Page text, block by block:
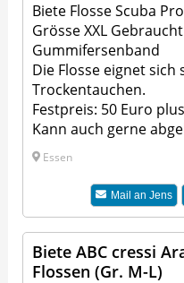
Biete Flosse Scuba
Grösse XXL Gebraucht
Gummifersenband
Die Flosse eignet sich
Trockentauchen.
Festpreis: 50 Euro
Kann auch gerne
Essen
Mail anJens
Biete ABC cressi
Flossen (Gr. M-L)